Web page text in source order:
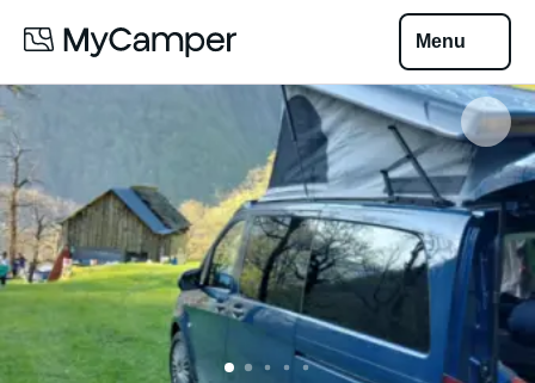
Menu